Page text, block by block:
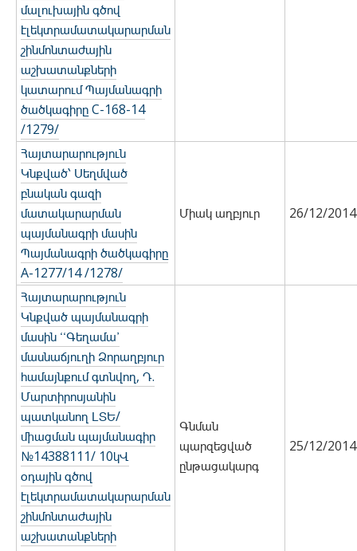
մալուխային գծով
էլեկտրամատակարարման
շինմոնտաժային
աշխատանքների
կատարում Պայմանագրի
ծածկագիրը C-168-14
/1279/
Հայտարարություն
Կնքված՝ Սեղմված
բնական գազի
մատակարարման
պայմանագրի մասին
Պայմանագրի ծածկագիրը
A-1277/14 /1278/
Միակ աղբյուր 26/12/2014
Հայտարարություն
Կնքված պայմանագրի
մասին ՙՙԳեղամա՚
մասնաճյուղի Ձորաղբյուր
համայնքում գտնվող, Դ.
Մարտիրոսյանին
պատկանող ԼՏԵ/
միացման պայմանագիր
№14388111/ 10կՎ
օդային գծով
էլեկտրամատակարարման
շինմոնտաժային
աշխատանքների
Գնման
պարզեցված
ընթացակարգ
25/12/2014